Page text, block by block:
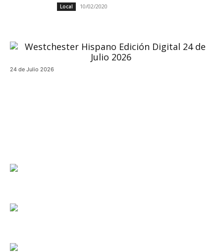
Local 10/02/2020
24 de Julio 2026